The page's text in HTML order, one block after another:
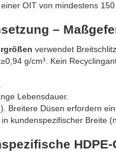
OIT von mindestens 150
–
verwendet
g/cm³. Kein
Lebensdauer.
Breitere Düsen erfordern
kundenspezifischer Breite
HDPE-